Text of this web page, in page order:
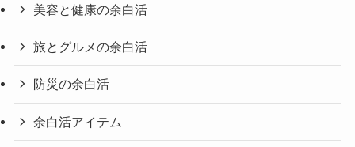
美容と健康の余白活
旅とグルメの余白活
防災の余白活
余白活アイテム